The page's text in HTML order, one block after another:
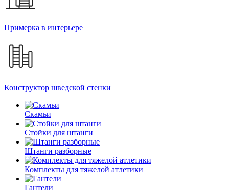
Примерка в интерьере
Конструктор шведской стенки
Скамьи
Стойки для штанги
Штанги разборные
Комплекты для тяжелой атлетики
Гантели